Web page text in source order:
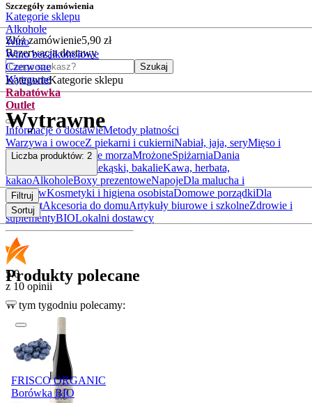
Szczegóły zamówienia
Złóż zamówienie5,90 zł
Rezerwacja dostawy
Czego szukasz?
Szukaj
KategorieKategorie sklepu
Rabatówka
Outlet
Informacje o dostawieMetody płatności
Warzywa i owoceZ piekarni i cukierniNabiał, jaja, seryMięso i
wędlinyRyby i owoce morzaMrożoneSpiżarniaDania
Słodycze, przekąski, bakalieKawa, herbata,
kakaoAlkoholeBoxy prezentoweNapojeDla malucha i
rodzicówKosmetyki i higiena osobistaDomowe porządkiDla
zwierzątAkcesoria do domuArtykuły biurowe i szkolneZdrowie i
suplementyBIOLokalni dostawcy
Produkty polecane
W tym tygodniu polecamy:
Promocja
FRISCO ORGANIC
Borówka BIO
Kategorie sklepu
Alkohole
Wino
Wino bezalkoholowe
Czerwone
Wytrawne
Wytrawne
Liczba produktów: 2
Filtruj
Sortuj
5.0
z 10 opinii